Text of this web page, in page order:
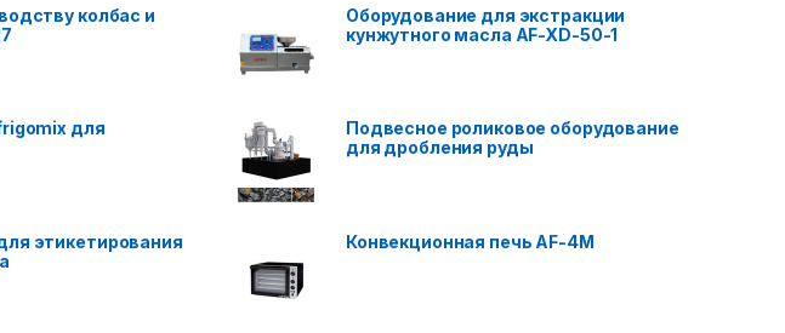
колбас и
для
этикетирования
Оборудование для экстракции
кунжутного масла AF-XD-50-1
Подвесное роликовое оборудование
для дробления руды
Конвекционная печь AF-4M